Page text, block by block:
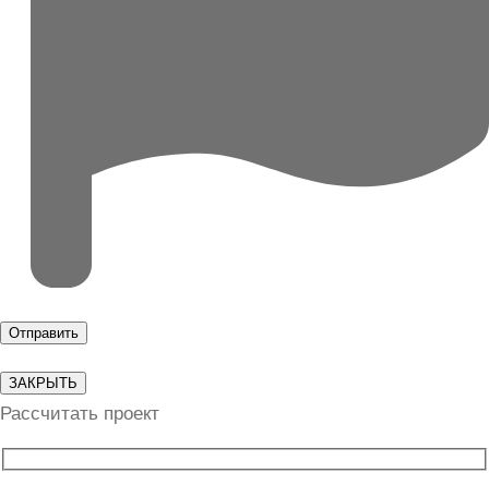
ЗАКРЫТЬ
Рассчитать проект